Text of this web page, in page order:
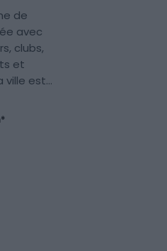
de
avec
clubs,
et
ville est
blues